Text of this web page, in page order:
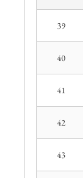
39
40
41
42
43